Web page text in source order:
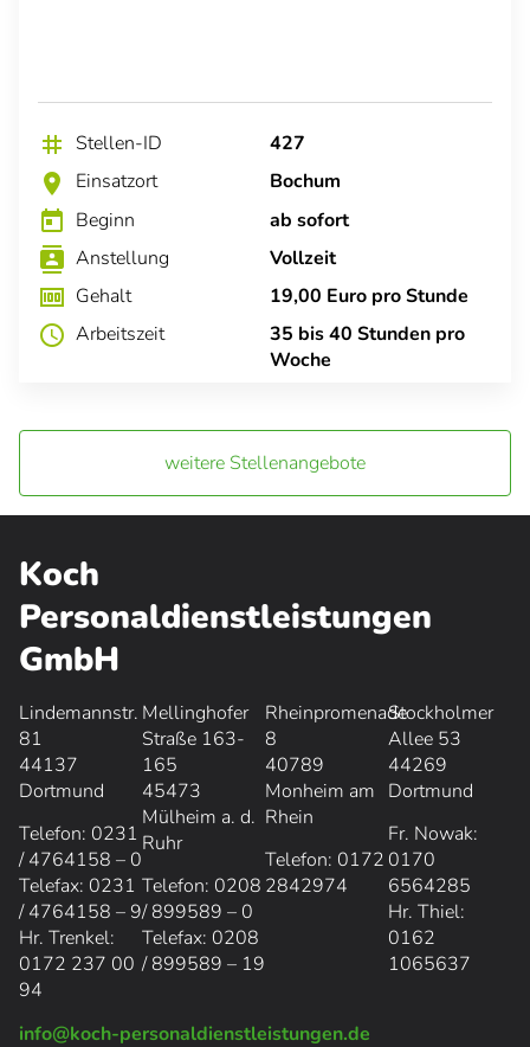
tag Stellen-ID 427
location_on Einsatzort Bochum
today Beginn ab sofort
contacts Anstellung Vollzeit
money Gehalt 19,00 Euro pro Stunde
schedule Arbeitszeit
35 bis 40 Stunden pro
Woche
weitere Stellenangebote
Koch
Personaldienstleistungen
GmbH
Lindemannstr.
81
44137
Dortmund
Telefon: 0231
/ 4764158 – 0
Telefax: 0231
/ 4764158 – 9
Hr. Trenkel:
0172 237 00
94
Mellinghofer
Straße 163-
165
45473
Mülheim a. d.
Ruhr
Telefon: 0208
/ 899589 – 0
Telefax: 0208
/ 899589 – 19
Rheinpromenade
8
40789
Monheim am
Rhein
Telefon: 0172
2842974
Stockholmer
Allee 53
44269
Dortmund
Fr. Nowak:
0170
6564285
Hr. Thiel:
0162
1065637
info@koch-personaldienstleistungen.de